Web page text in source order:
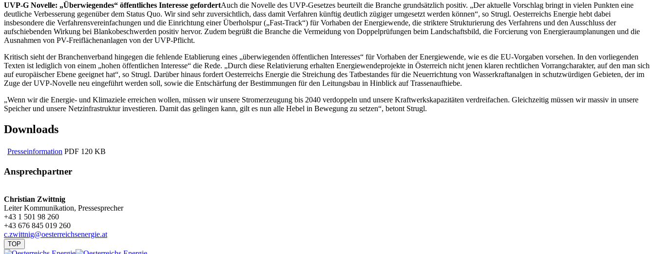
UVP-G Novelle: „Überwiegendes“ öffentliches Interesse gefordertAuch die Novelle des UVP-Gesetzes beurteilt die Branche grundsätzlich positiv. „Der aktuelle Vorschlag bringt in vielen Punkten eine
deutliche Verbesserung gegenüber dem Status Quo. Wir sind sehr zuversichtlich, dass damit Verfahren künftig deutlich zügiger umgesetzt werden können“, so Strugl. Oesterreichs Energie hebt dabei
insbesondere die Verfahrensvereinfachungen und die Einrichtung einer Überholspur („Fast-Track“) für Vorhaben der Energiewende, die striktere Strukturierung des Verfahrens und den Ausschluss der
aufschiebenden Wirkung bei Blankobeschwerden positiv hervor. Zudem begrüßt die Branche die Vermeidung von Doppelprüfungen beim Landschaftsbild, die Forcierung von Energieraumplanungen und die
Ausnahmen von PV-Freiflächenanlagen von der UVP-Pflicht.
Kritisch sieht der Branchenverband hingegen die fehlende Etablierung eines „überwiegenden öffentlichen Interesses“ für Vorhaben der Energiewende, wie es die EU-Vorgaben vorsehen. In den vorliegenden
Texten ist lediglich von einem „hohen öffentlichen Interesse“ die Rede. „Durch diese Relativierung erhalten Energiewendeprojekte in Österreich nicht jenen klaren rechtlichen Vorrangcharakter, auf den man sich
auf europäischer Ebene geeignet hat“, so Strugl. Darüber hinaus fordert Oesterreichs Energie die Streichung des Tatbestandes für die Neuerrichtung von Wasserkraftanalgen in schutzwürdigen Gebieten, der im
Zuge der UVP-Novelle neu eingeführt werden soll, sowie die Entschärfung der Bestimmungen für den Leitungsbau in Hinblick auf Trassenaufhiebe.
„Wenn wir die Energie- und Klimaziele erreichen wollen, müssen wir unsere Stromerzeugung bis 2040 verdoppeln und unsere Kraftwerkskapazitäten verdreifachen. Gleichzeitig müssen wir massiv in unsere
Speicher und unsere Netzinfrastruktur investieren. Damit das gelingen kann, gilt es nun alle Hebel in Bewegung zu setzen“, betont Strugl.
Downloads
Presseinformation PDF 120 KB
Ansprechpartner
Christian Zwittnig
Leiter Kommunikation, Pressesprecher
+43 1 501 98 260
+43 676 845 019 260
c.zwittnig@oesterreichsenergie.at
TOP